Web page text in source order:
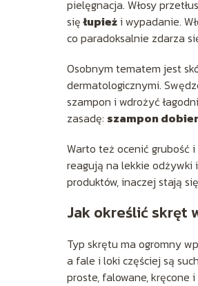
pielęgnacja. Włosy
sięłupieżi wypadanie.
co paradoksalnie zdarza
Osobnym tematem jest
dermatologicznymi.
szampon i wdrożyć
zasadę: szampon
Warto też ocenić grubość i
reagują na lekkie odżywki
produktów, inaczej stają
Jak określić skręt
Typ skrętu ma ogromny
a fale i loki częściej są
proste, falowane, kręcone i